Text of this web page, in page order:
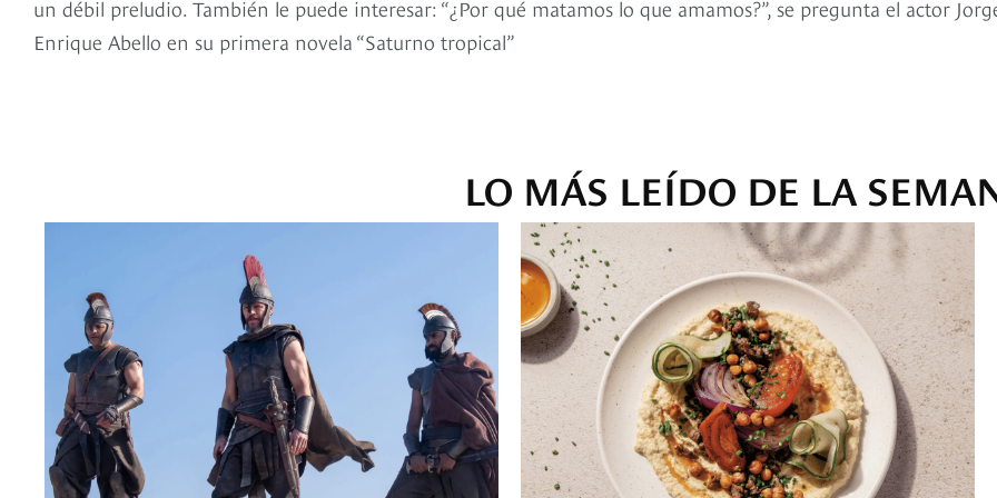
un débil preludio. También le puede interesar: “¿Por qué matamos lo que amamos?”, se pregunta el actor
Enrique Abello en su primera novela “Saturno tropical”
LO MÁS LEÍDO DE LA